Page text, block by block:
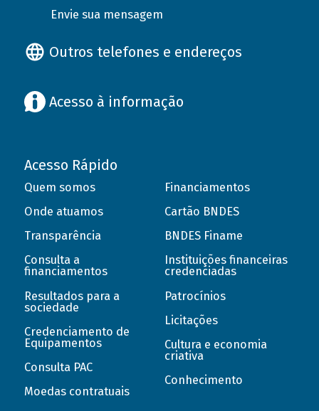
Envie sua mensagem
Outros telefones e endereços
Acesso à informação
Acesso Rápido
Quem somos
Onde atuamos
Transparência
Consulta a
financiamentos
Resultados para a
sociedade
Credenciamento de
Equipamentos
Consulta PAC
Moedas contratuais
Financiamentos
Cartão BNDES
BNDES Finame
Instituições financeiras
credenciadas
Patrocínios
Licitações
Cultura e economia
criativa
Conhecimento